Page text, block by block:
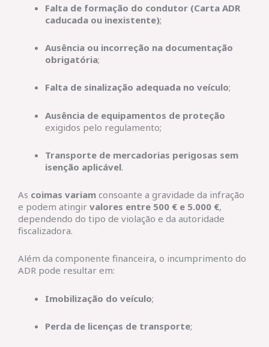
Falta de formação do condutor (Carta ADR
caducada ou inexistente);
Ausência ou incorreção na documentação
obrigatória;
Falta de sinalização adequada no veículo;
Ausência de equipamentos de proteção
exigidos pelo regulamento;
Transporte de mercadorias perigosas sem
isenção aplicável.
As coimas variam consoante a gravidade da infração
e podem atingir valores entre 500 € e 5.000 €,
dependendo do tipo de violação e da autoridade
fiscalizadora.
Além da componente financeira, o incumprimento do
ADR pode resultar em:
Imobilização do veículo;
Perda de licenças de transporte;